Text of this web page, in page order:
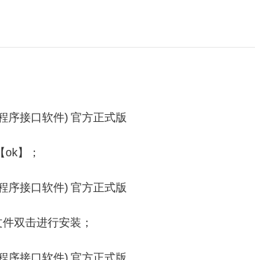
】；
双击进行安装；